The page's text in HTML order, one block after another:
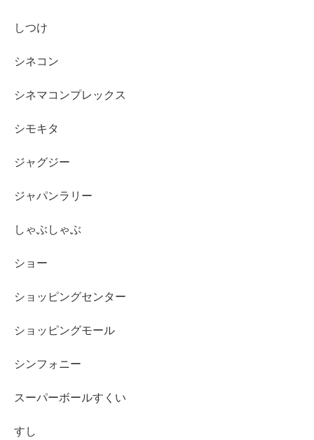
しつけ
シネコン
シネマコンプレックス
シモキタ
ジャグジー
ジャパンラリー
しゃぶしゃぶ
ショー
ショッピングセンター
ショッピングモール
シンフォニー
スーパーボールすくい
すし